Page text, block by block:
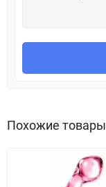
Похожие товары